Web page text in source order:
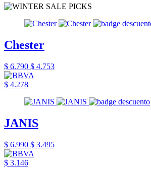
Chester
$ 6.790 $ 4.753
$ 4.278
JANIS
$ 6.990 $ 3.495
$ 3.146